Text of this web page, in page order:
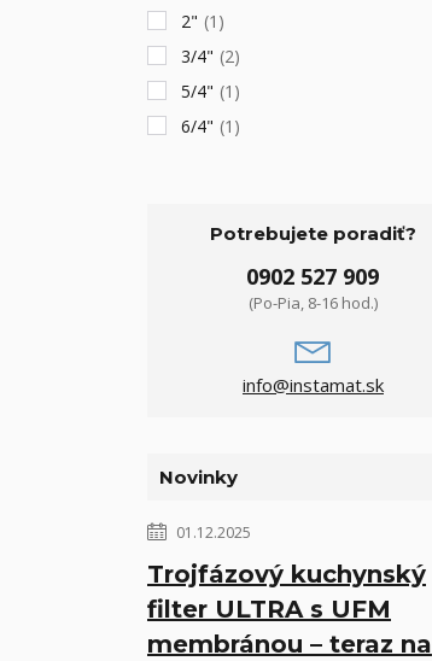
2" (1)
3/4" (2)
5/4" (1)
6/4" (1)
Potrebujete poradiť?
0902 527 909
(Po-Pia, 8-16 hod.)
info@instamat.sk
Novinky
01.12.2025
Trojfázový kuchynský
filter ULTRA s UFM
membránou – teraz na